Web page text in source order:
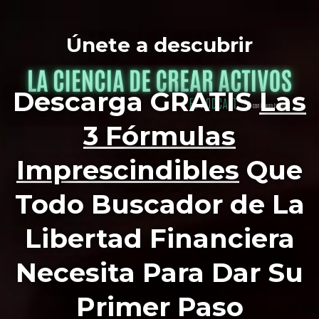
Únete a descubrir
Descarga GRATISLas
3 Fórmulas
Imprescindibles Que
Todo Buscador de La
Libertad Financiera
Necesita Para Dar Su
Primer Paso